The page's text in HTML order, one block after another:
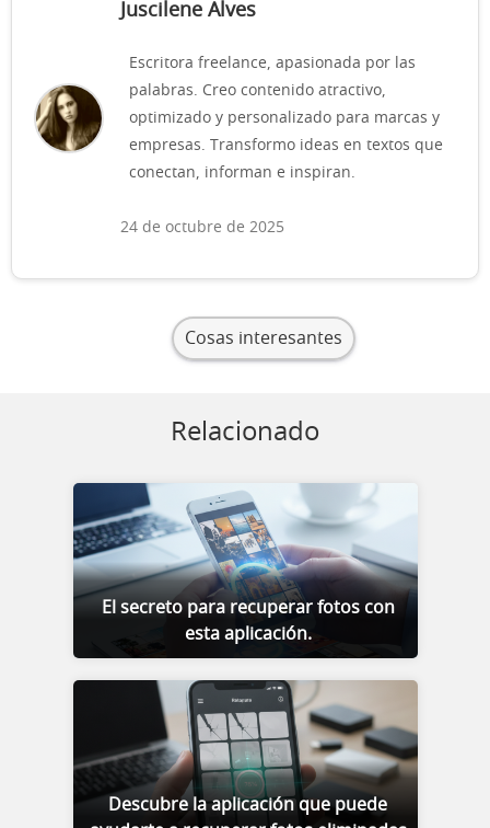
Juscilene Alves
Escritora freelance, apasionada por las
palabras. Creo contenido atractivo,
optimizado y personalizado para marcas y
empresas. Transformo ideas en textos que
conectan, informan e inspiran.
24 de octubre de 2025
Cosas interesantes
Relacionado
El secreto para recuperar fotos con
esta aplicación.
Descubre la aplicación que puede